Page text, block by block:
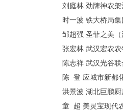
刘庭林 劲牌神农
时一波 铁大桥局
邹超强 圣菲之美
张宏林 武汉宏农
陈志祥 武汉光谷
陈 登 应城市新都
洪景波 湖北巨鹏
童 超 美灵宝现代